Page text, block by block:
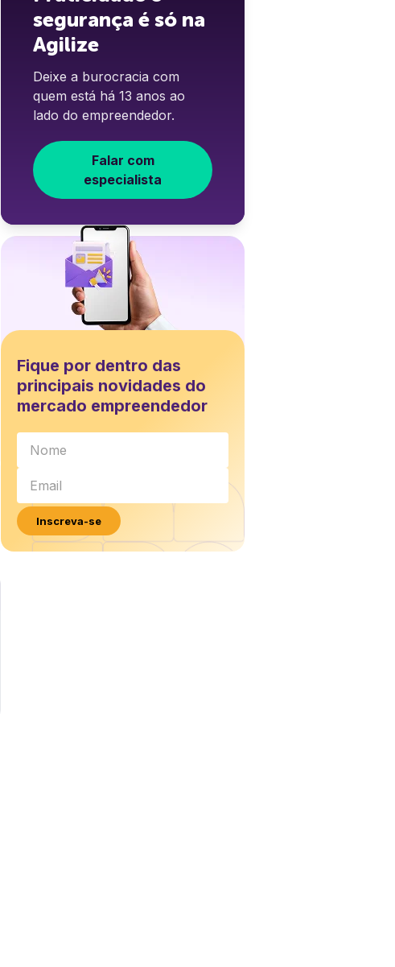
segurança é só na
Agilize
Deixe a burocracia com
quem está há 13 anos ao
lado do empreendedor.
Falar com
especialista
Fique por dentro das
principais novidades do
mercado empreendedor
Inscreva-se